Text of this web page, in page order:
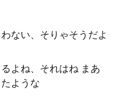
ない、そりゃそうだよ
よね、それはね まあ
ような